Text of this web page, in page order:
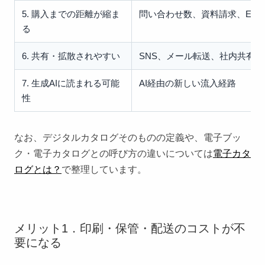
5. 購入までの距離が縮ま
る
問い合わせ数、資料請求、EC
6. 共有・拡散されやすい SNS、メール転送、社内共有
7. 生成AIに読まれる可能
性
AI経由の新しい流入経路
なお、デジタルカタログそのものの定義や、電子ブッ
ク・電子カタログとの呼び方の違いについては電子カタ
ログとは？ で整理しています。
メリット1．印刷・保管・配送のコストが不
要になる